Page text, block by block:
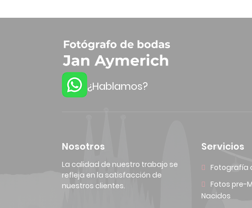
¿Hablamos?
Nosotros
La calidad de nuestro trabajo se
refleja en la satisfacción de
nuestros clientes.
Servicios
Fotografía
Fotos pre-
Nacidos